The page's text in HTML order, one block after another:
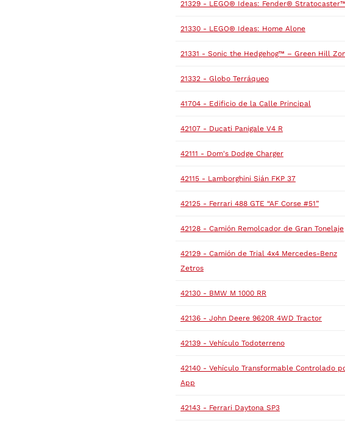
21329 - LEGO® Ideas: Fender® Stratocaster™
21330 - LEGO® Ideas: Home Alone
21331 - Sonic the Hedgehog™ – Green Hill
21332 - Globo Terráqueo
41704 - Edificio de la Calle Principal
42107 - Ducati Panigale V4 R
42111 - Dom's Dodge Charger
42115 - Lamborghini Sián FKP 37
42125 - Ferrari 488 GTE “AF Corse #51”
42128 - Camión Remolcador de Gran Tonelaje
42129 - Camión de Trial 4x4 Mercedes-Benz
Zetros
42130 - BMW M 1000 RR
42136 - John Deere 9620R 4WD Tractor
42139 - Vehículo Todoterreno
42140 - Vehículo Transformable Controlado
App
42143 - Ferrari Daytona SP3